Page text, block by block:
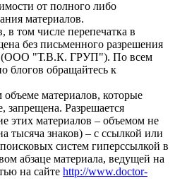
от полного либо
материалов.
в том числе перепечатка в
без письменного разрешения
(ООО "Т.В.К. ГРУП"). По всем
блогов обращайтесь к
материалов, которые
запрещена. Разрешается
этих материалов – объемом не
тысяча знаков) – с ссылкой или
систем гиперссылкой в
абзаце материала, ведущей на
на сайте http://www.doctor-